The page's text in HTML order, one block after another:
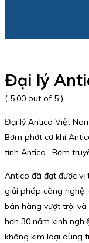
Đại lý
( 5.00 out of 5 )
Đại lý Antico Việt
Bơm phớt cơ khí
tính Antico , Bơm
Antico đã đạt được vị
giải pháp công nghệ,
bán hàng vượt trội
hơn 30 năm kinh
không kim loại dùng